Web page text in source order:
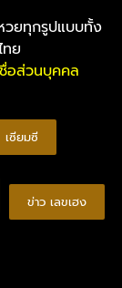
หวยทุกรูปแบบทั้ง
ทย
อส่วนบุคคล
เซียมซี
ข่าว เลขเฮง